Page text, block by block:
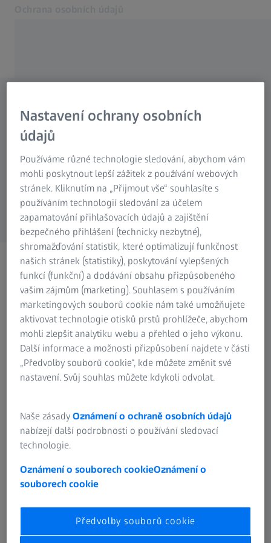
Oznámení o souborech cookie
Související webové stránky ZEISS
Skupina ZEISS
Žádost o ochranu osobních
údajů
Máte-li jakékoli dotazy týkající se ochrany
osobních údajů, neváhejte použít níže uvedený
formulář. Vždy jsme připraveni vám pomoci!
Poznámka k použití souborů
cookie
Požadavek ohledně ochrany
osobních údajů
ČASTO POUŽÍVANÉ
Oznámení o souborech cookie
Nastavení ochrany osobních
údajů
Používáme různé technologie sledování, abychom vám
mohli poskytnout lepší zážitek z používání webových
stránek. Kliknutím na „Přijmout vše“ souhlasíte s
používáním technologií sledování za účelem
zapamatování přihlašovacích údajů a zajištění
bezpečného přihlášení (technicky nezbytné),
shromažďování statistik, které optimalizují funkčnost
našich stránek (statistiky), poskytování vylepšených
funkcí (funkční) a dodávání obsahu přizpůsobeného
vašim zájmům (marketing). Souhlasem s používáním
marketingových souborů cookie nám také umožňujete
aktivovat technologie otisků prstů prohlížeče, abychom
mohli zlepšit analytiku webu a přehled o jeho výkonu.
Další informace a možnosti přizpůsobení najdete v části
„Předvolby souborů cookie“, kde můžete změnit své
nastavení. Svůj souhlas můžete kdykoli odvolat.
Naše zásadyOznámení o ochraně osobních údajů
nabízejí další podrobnosti o používání sledovací
technologie.
Oznámení o souborech cookieOznámení o
souborech cookie
Předvolby souborů cookie